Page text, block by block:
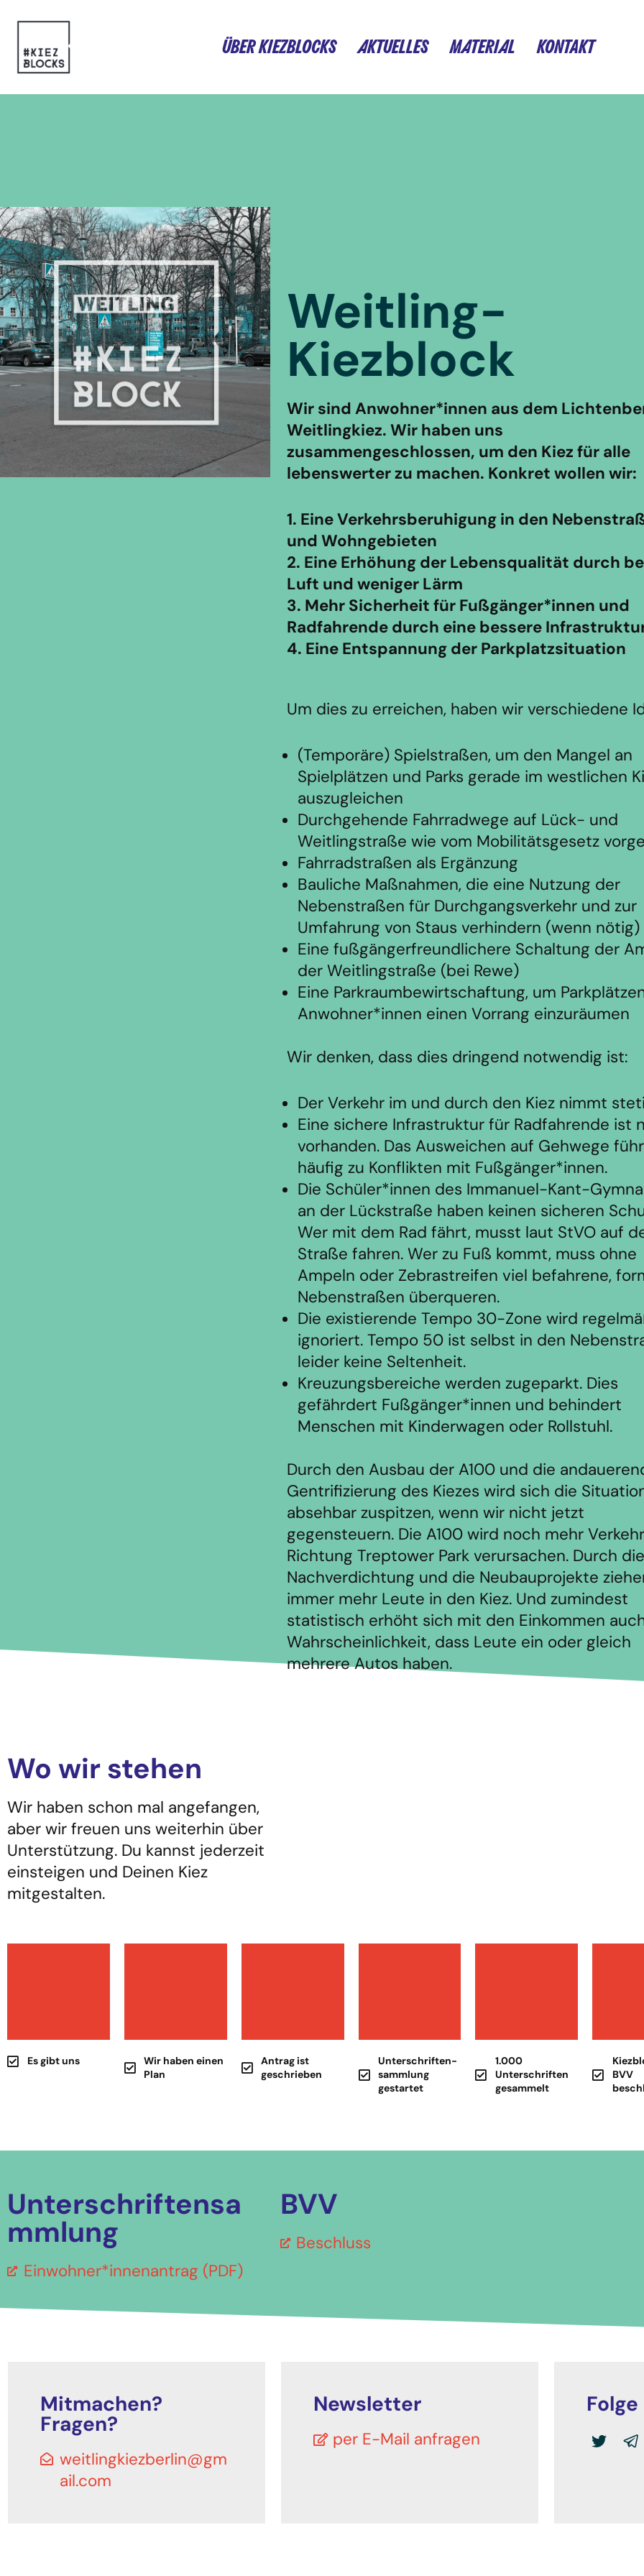
Inhalt
ÜBER KIEZBLOCKS AKTUELLES MATERIAL KONTAKT
Weitling-
Kiezblock
Wir sind Anwohner*innen aus dem
Weitlingkiez. Wir haben uns
zusammengeschlossen, um den Kiez für alle
lebenswerter zu machen. Konkret wollen wir:
1. Eine Verkehrsberuhigung in den
und Wohngebieten
2. Eine Erhöhung der Lebensqualität durch
Luft und weniger Lärm
3. Mehr Sicherheit für Fußgänger*innen und
Radfahrende durch eine bessere
4. Eine Entspannung der Parkplatzsituation
Um dies zu erreichen, haben wir verschiedene
(Temporäre) Spielstraßen, um den Mangel an
Spielplätzen und Parks gerade im westlichen
auszugleichen
Durchgehende Fahrradwege auf Lück- und
Weitlingstraße wie vom Mobilitätsgesetz
Fahrradstraßen als Ergänzung
Bauliche Maßnahmen, die eine Nutzung der
Nebenstraßen für Durchgangsverkehr und zur
Umfahrung von Staus verhindern (wenn nötig)
Eine fußgängerfreundlichere Schaltung der
der Weitlingstraße (bei Rewe)
Eine Parkraumbewirtschaftung, um
Anwohner*innen einen Vorrang einzuräumen
Wir denken, dass dies dringend notwendig ist:
Der Verkehr im und durch den Kiez nimmt
Eine sichere Infrastruktur für Radfahrende ist
vorhanden. Das Ausweichen auf Gehwege
häufig zu Konflikten mit Fußgänger*innen.
Die Schüler*innen des Immanuel-Kant-
an der Lückstraße haben keinen sicheren
Wer mit dem Rad fährt, musst laut StVO auf
Straße fahren. Wer zu Fuß kommt, muss ohne
Ampeln oder Zebrastreifen viel befahrene,
Nebenstraßen überqueren.
Die existierende Tempo 30-Zone wird
ignoriert. Tempo 50 ist selbst in den
leider keine Seltenheit.
Kreuzungsbereiche werden zugeparkt. Dies
gefährdert Fußgänger*innen und behindert
Menschen mit Kinderwagen oder Rollstuhl.
Durch den Ausbau der A100 und die
Gentrifizierung des Kiezes wird sich die
absehbar zuspitzen, wenn wir nicht jetzt
gegensteuern. Die A100 wird noch mehr Verkehr
Richtung Treptower Park verursachen. Durch die
Nachverdichtung und die Neubauprojekte
immer mehr Leute in den Kiez. Und zumindest
statistisch erhöht sich mit den Einkommen
Wahrscheinlichkeit, dass Leute ein oder gleich
mehrere Autos haben.
Wo wir stehen
Wir haben schon mal angefangen,
aber wir freuen uns weiterhin über
Unterstützung. Du kannst jederzeit
einsteigen und Deinen Kiez
mitgestalten.
Es gibt uns
Wir haben einen
Plan
Antrag ist
geschrieben
Unterschriften­
sammlung
gestartet
1.000
Unterschriften
gesammelt
BVV
Unterschriftensa
mmlung
Einwohner*innenantrag (PDF)
BVV
Beschluss
Mitmachen?
Fragen?
weitlingkiezberlin@gm
ail.com
Newsletter
per E-Mail anfragen